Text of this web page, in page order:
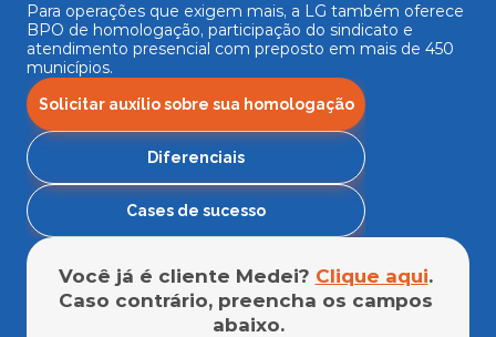
Para operações que exigem mais, a LG também oferece
BPO de homologação, participação do sindicato e
atendimento presencial com preposto em mais de 450
municípios.
Diferenciais
Cases de sucesso
Solicitar auxílio sobre sua homologação
Você já é cliente Medei? Clique aqui.
Caso contrário, preencha os campos
abaixo.